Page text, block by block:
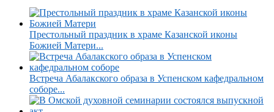
Престольный праздник в храме Казанской иконы
Божией Матери...
Встреча Абалакского образа в Успенском кафедральном
соборе...